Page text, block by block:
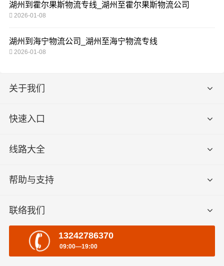
湖州到霍尔果斯物流专线_湖州至霍尔果斯物流公司
2026-01-08
湖州到海宁物流公司_湖州至海宁物流专线
2026-01-08
关于我们
快速入口
线路大全
帮助与支持
联络我们
13242786370
09:00—19:00